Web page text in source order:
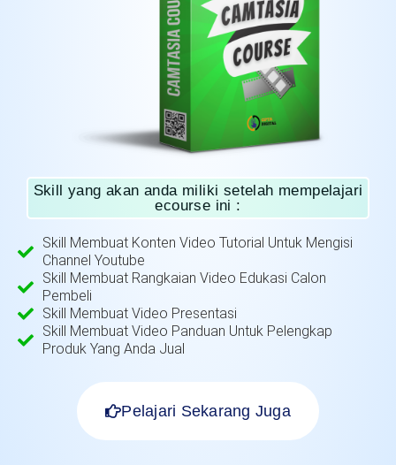
Skill yang akan anda miliki setelah mempelajari
ecourse ini :
Skill Membuat Konten Video Tutorial Untuk Mengisi
Channel Youtube
Skill Membuat Rangkaian Video Edukasi Calon
Pembeli
Skill Membuat Video Presentasi
Skill Membuat Video Panduan Untuk Pelengkap
Produk Yang Anda Jual
Pelajari Sekarang Juga